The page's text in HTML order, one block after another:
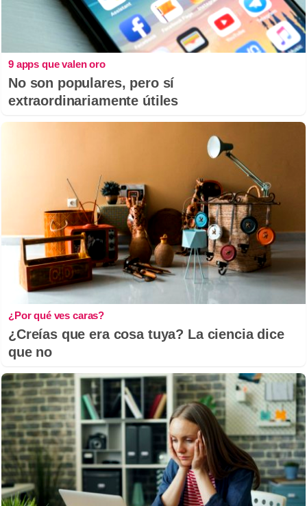
9 apps que valen oro
No son populares, pero sí
extraordinariamente útiles
¿Por qué ves caras?
¿Creías que era cosa tuya? La ciencia dice
que no